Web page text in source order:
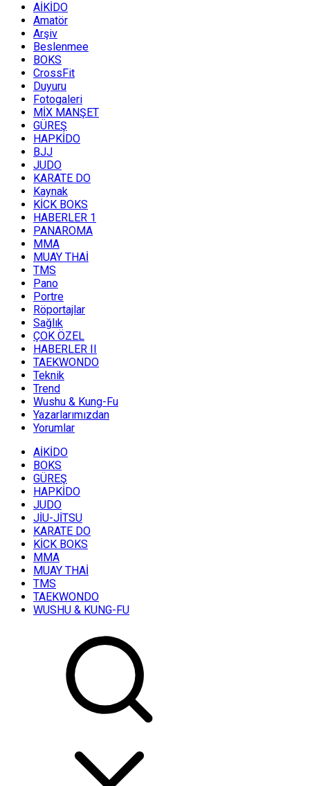
AİKİDO
Amatör
Arşiv
Beslenmee
BOKS
CrossFit
Duyuru
Fotogaleri
MİX MANŞET
GÜREŞ
HAPKİDO
BJJ
JUDO
KARATE DO
Kaynak
KİCK BOKS
HABERLER 1
PANAROMA
MMA
MUAY THAİ
TMS
Pano
Portre
Röportajlar
Sağlık
ÇOK ÖZEL
HABERLER II
TAEKWONDO
Teknik
Trend
Wushu & Kung-Fu
Yazarlarımızdan
Yorumlar
AİKİDO
BOKS
GÜREŞ
HAPKİDO
JUDO
JİU-JİTSU
KARATE DO
KİCK BOKS
MMA
MUAY THAİ
TMS
TAEKWONDO
WUSHU & KUNG-FU